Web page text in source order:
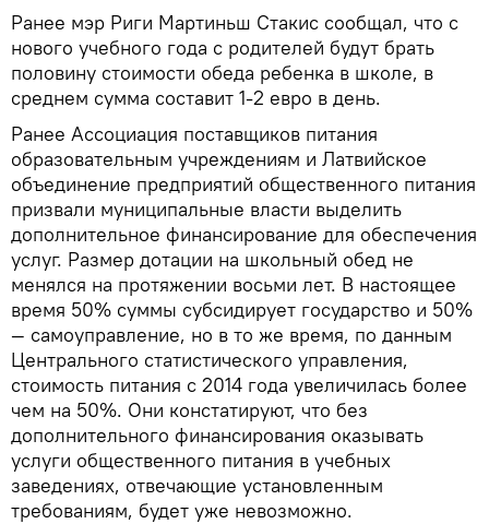
Ранее мэр Риги Мартиньш Стакис сообщал, что с
нового учебного года с родителей будут брать
половину стоимости обеда ребенка в школе, в
среднем сумма составит 1-2 евро в день.
Ранее Ассоциация поставщиков питания
образовательным учреждениям и Латвийское
объединение предприятий общественного питания
призвали муниципальные власти выделить
дополнительное финансирование для обеспечения
услуг. Размер дотации на школьный обед не
менялся на протяжении восьми лет. В настоящее
время 50% суммы субсидирует государство и 50%
— самоуправление, но в то же время, по данным
Центрального статистического управления,
стоимость питания с 2014 года увеличилась более
чем на 50%. Они констатируют, что без
дополнительного финансирования оказывать
услуги общественного питания в учебных
заведениях, отвечающие установленным
требованиям, будет уже невозможно.